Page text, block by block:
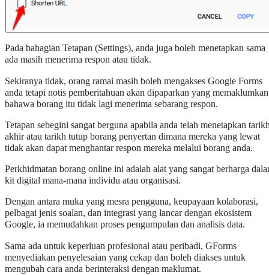
Pada bahagian Tetapan (Settings), anda juga boleh menetapkan sama
ada masih menerima respon atau tidak.
Sekiranya tidak, orang ramai masih boleh mengakses Google Forms
anda tetapi notis pemberitahuan akan dipaparkan yang memaklumkan
bahawa borang itu tidak lagi menerima sebarang respon.
Tetapan sebegini sangat berguna apabila anda telah menetapkan
akhir atau tarikh tutup borang penyertan dimana mereka yang lewat
tidak akan dapat menghantar respon mereka melalui borang anda.
Perkhidmatan borang online ini adalah alat yang sangat berharga
kit digital mana-mana individu atau organisasi.
Dengan antara muka yang mesra pengguna, keupayaan kolaborasi,
pelbagai jenis soalan, dan integrasi yang lancar dengan ekosistem
Google, ia memudahkan proses pengumpulan dan analisis data.
Sama ada untuk keperluan profesional atau peribadi, GForms
menyediakan penyelesaian yang cekap dan boleh diakses untuk
mengubah cara anda berinteraksi dengan maklumat.